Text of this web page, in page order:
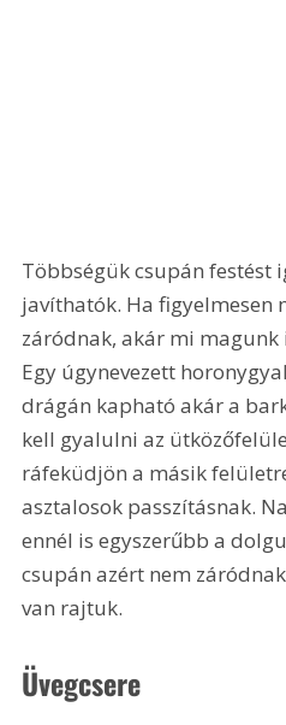
Többségük csupán festést
javíthatók. Ha figyelmesen
záródnak, akár mi
Egy úgynevezett
drágán kapható akár a
kell gyalulni az
ráfeküdjön a másik
asztalosok passzításnak.
ennél is egyszerűbb a
csupán azért nem
van rajtuk.
Üvegcsere